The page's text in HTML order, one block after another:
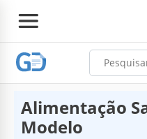
Alimentação
Modelo